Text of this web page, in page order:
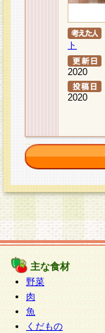
ト
2020
2020
主な食材
野菜
肉
魚
くだもの